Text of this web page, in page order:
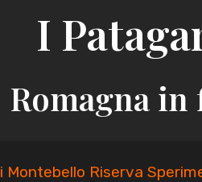
I
Romagna in
Montebello Riserva